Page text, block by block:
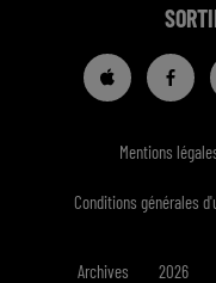
Mentions
Conditions générales
Archives 2026